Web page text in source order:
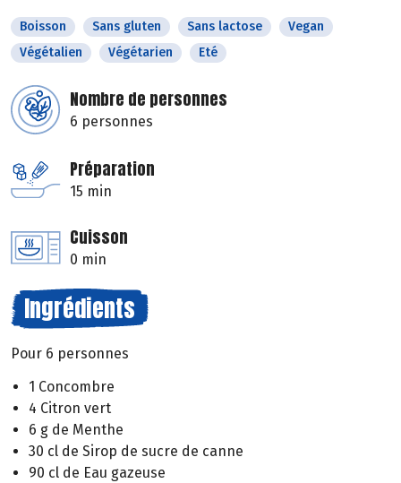
Boisson Sans gluten Sans lactose
Vegan
Végétalien
Végétarien Eté
Nombre de personnes
6 personnes
Préparation
15 min
Cuisson
0 min
Ingrédients
Pour 6 personnes
1 Concombre
4 Citron vert
6 g de Menthe
30 cl de Sirop de sucre de canne
90 cl de Eau gazeuse